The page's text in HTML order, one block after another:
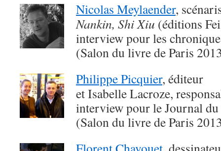
Nicolas Meylaender,
Nankin, Shi Xiu (éditions
interview pour les
(Salon du livre de Paris
Philippe Picquier, éditeur
et Isabelle Lacroze,
interview pour le Journal du
(Salon du livre de Paris